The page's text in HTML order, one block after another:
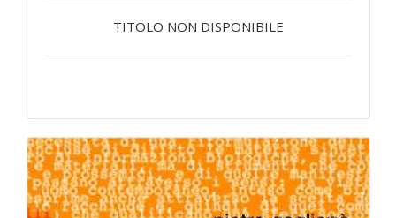
TITOLO NON DISPONIBILE